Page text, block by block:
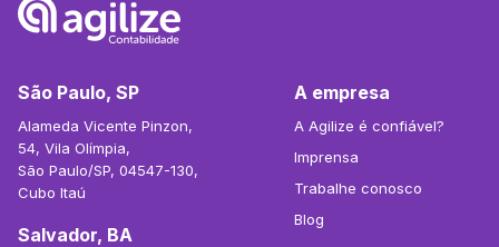
São Paulo, SP
Alameda Vicente Pinzon,
54, Vila Olímpia,
São Paulo/SP, 04547-130,
Cubo Itaú
Salvador, BA
A empresa
A Agilize é confiável?
Imprensa
Trabalhe conosco
Blog